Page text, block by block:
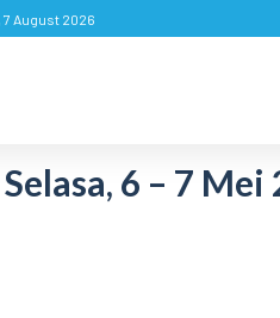
7 August 2026
6 – 7 Mei